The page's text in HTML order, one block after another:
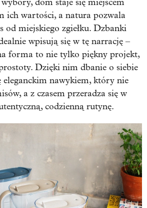
dom staje się miejscem
ich wartości, a natura pozwala
od miejskiego zgiełku. Dzbanki
wpisują się w tę narrację –
forma to nie tylko piękny projekt,
Dzięki nim dbanie o siebie
eleganckim nawykiem, który nie
a z czasem przeradza się w
codzienną rutynę.